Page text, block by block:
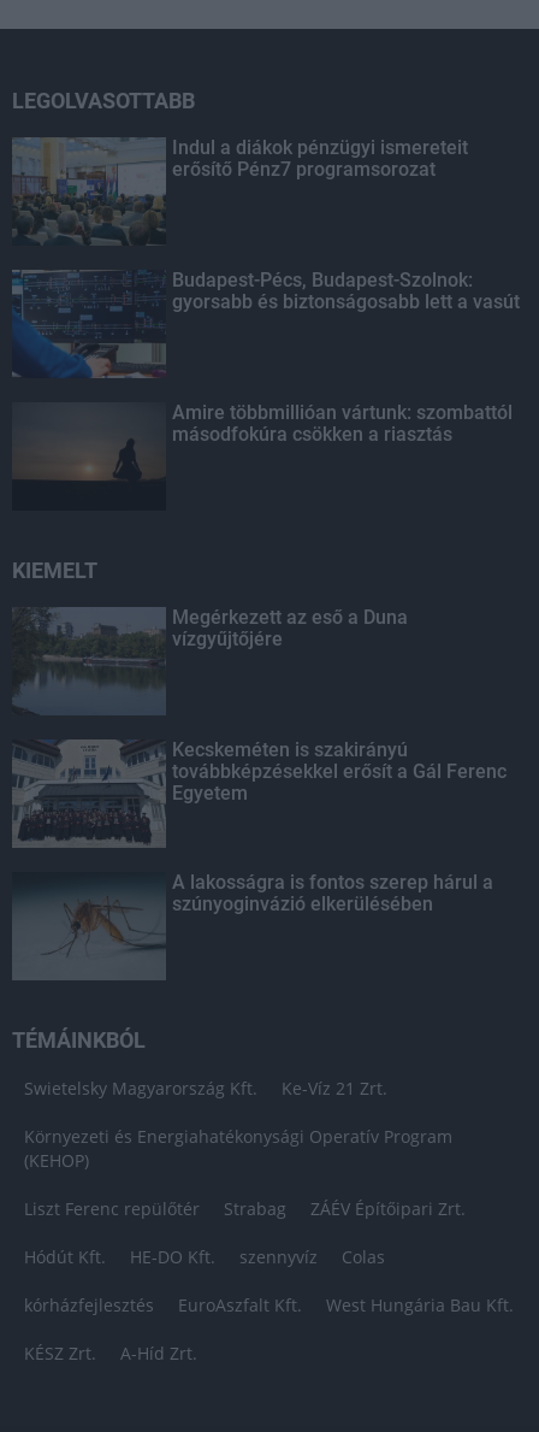
LEGOLVASOTTABB
Indul a diákok pénzügyi ismereteit
erősítő Pénz7 programsorozat
Budapest-Pécs, Budapest-Szolnok:
gyorsabb és biztonságosabb lett a vasút
Amire többmillióan vártunk: szombattól
másodfokúra csökken a riasztás
KIEMELT
Megérkezett az eső a Duna
vízgyűjtőjére
Kecskeméten is szakirányú
továbbképzésekkel erősít a Gál Ferenc
Egyetem
A lakosságra is fontos szerep hárul a
szúnyoginvázió elkerülésében
TÉMÁINKBÓL
Swietelsky Magyarország Kft. Ke-Víz 21 Zrt.
Környezeti és Energiahatékonysági Operatív Program
(KEHOP)
Liszt Ferenc repülőtér Strabag ZÁÉV Építőipari Zrt.
Hódút Kft. HE-DO Kft. szennyvíz Colas
kórházfejlesztés EuroAszfalt Kft. West Hungária Bau Kft.
KÉSZ Zrt. A-Híd Zrt.